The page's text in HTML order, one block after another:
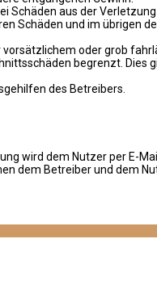
aus der
Schäden und im übrigen
oder grob
begrenzt.
des Betreibers.
wird dem Nutzer per E-
dem Betreiber und dem